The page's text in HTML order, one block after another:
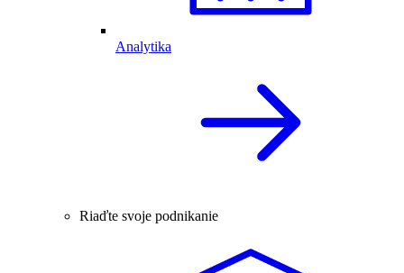
Analytika
Riaďte svoje podnikanie